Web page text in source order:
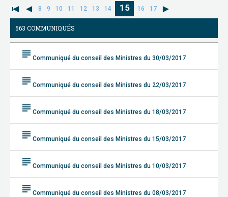
8 9 10 11 12 13 14 15 16 17
563 COMMUNIQUÉS
subject Communiqué du conseil des Ministres du 30/03/2017
subject Communiqué du conseil des Ministres du 22/03/2017
subject Communiqué du conseil des Ministres du 18/03/2017
subject Communiqué du conseil des Ministres du 15/03/2017
subject Communiqué du conseil des Ministres du 10/03/2017
subject Communiqué du conseil des Ministres du 08/03/2017